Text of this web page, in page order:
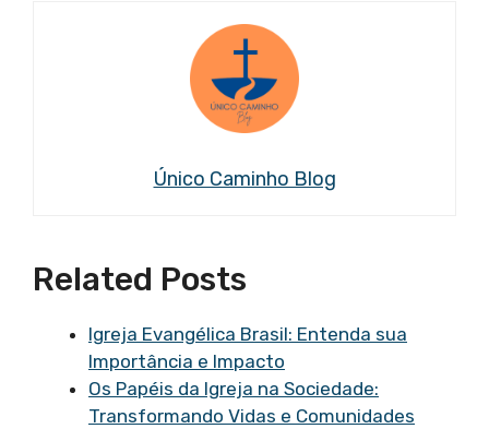
Único Caminho Blog
Related Posts
Igreja Evangélica Brasil: Entenda sua
Importância e Impacto
Os Papéis da Igreja na Sociedade:
Transformando Vidas e Comunidades